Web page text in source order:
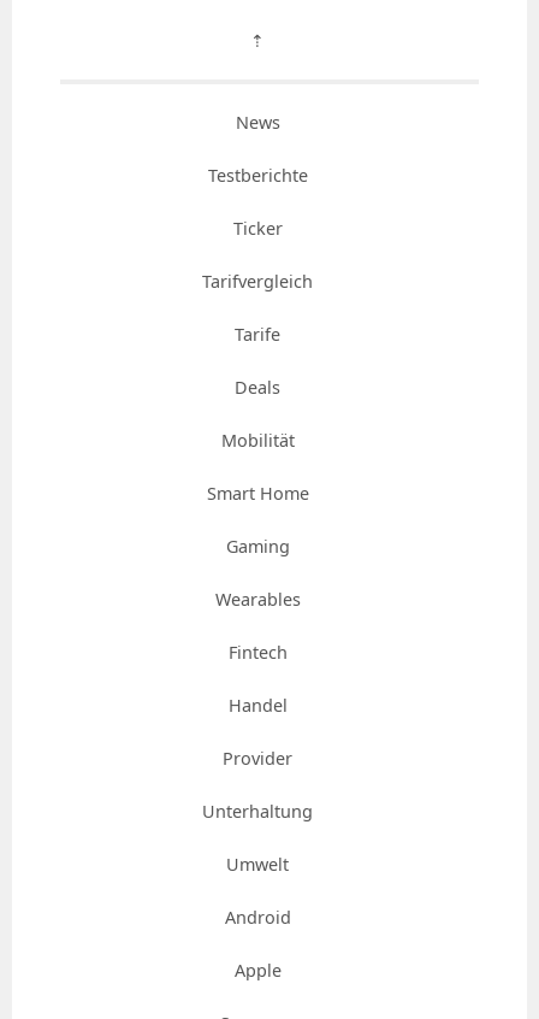
⇡
News
Testberichte
Ticker
Tarifvergleich
Tarife
Deals
Mobilität
Smart Home
Gaming
Wearables
Fintech
Handel
Provider
Unterhaltung
Umwelt
Android
Apple